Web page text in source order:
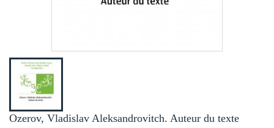
Ozerov, Vladislav Aleksandrovitch. Auteur du texte